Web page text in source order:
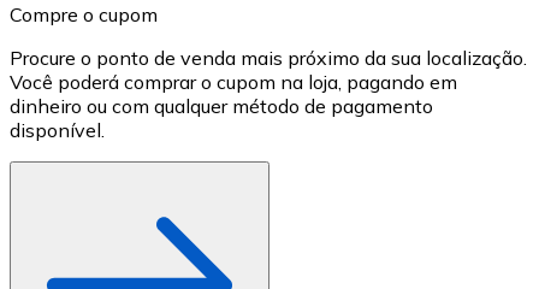
Loja - Cartões-presente
Novo
Compre cartões-presente das suas marcas favoritas
Compre o cupom
Procure o ponto de venda mais próximo da sua localização.
Você poderá comprar o cupom na loja, pagando em
dinheiro ou com qualquer método de pagamento
disponível.